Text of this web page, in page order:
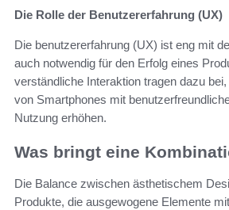
Die Rolle der Benutzererfahrung (UX)
Die benutzererfahrung (UX) ist eng mit
auch notwendig für den Erfolg eines
verständliche Interaktion tragen dazu
von Smartphones mit
Nutzung erhöhen.
Was bringt eine
Die Balance zwischen ästhetischem
Produkte, die ausgewogene Elemente